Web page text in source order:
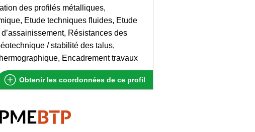
des profilés métalliques,
Etude techniques fluides, Etude
Résistances des
/ stabilité des talus,
Encadrement travaux
Obtenir les coordonnées de ce profil